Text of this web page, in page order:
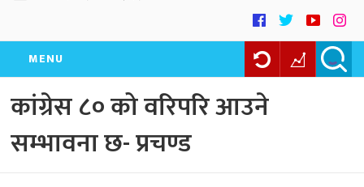
MENU
कांग्रेस ८० को वरिपरि आउने
सम्भावना छ- प्रचण्ड